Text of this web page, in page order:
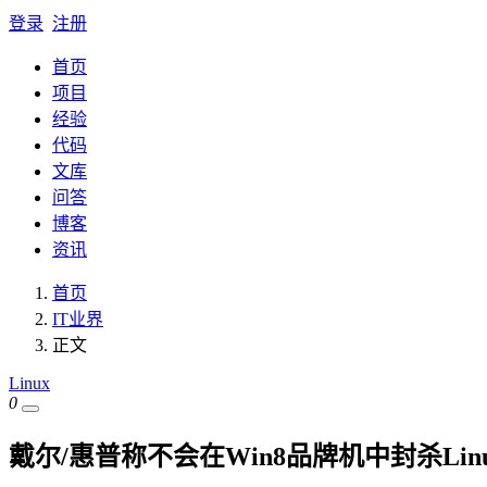
登录 注册
首页
项目
经验
代码
文库
问答
博客
资讯
首页
IT业界
正文
Linux
0
戴尔/惠普称不会在Win8品牌机中封杀